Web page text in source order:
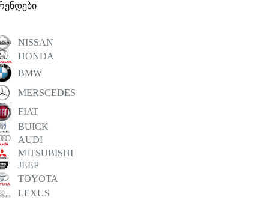
NISSAN
HONDA
BMW
MERSCEDES
FIAT
BUICK
AUDI
MITSUBISHI
JEEP
TOYOTA
LEXUS